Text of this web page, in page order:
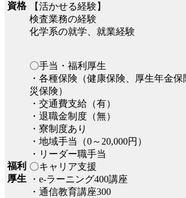
資格
【活かせる経験】
検査業務の経験
化学系の就学、就業経験
福利
厚生
〇手当・福利厚生
・各種保険（健康保険、厚生年金
災保険）
・交通費支給（有）
・退職金制度（無）
・寮制度あり
・地域手当（0～20,000円）
・リーダー職手当
〇キャリア支援
・e-ラーニング400講座
・通信教育講座300